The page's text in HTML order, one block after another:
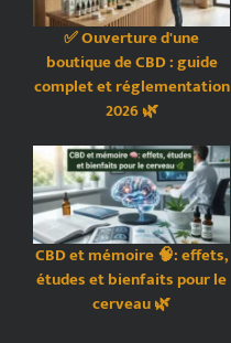
✅ Ouverture d'une
boutique de CBD : guide
complet et réglementation
2026 🌿
CBD et mémoire 🧠: effets,
études et bienfaits pour le
cerveau 🌿